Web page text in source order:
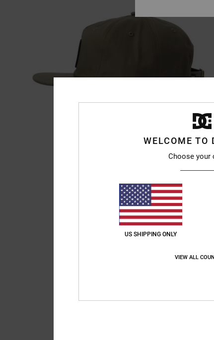
WELCOME TO
Choose your
US SHIPPING ONLY
VIEW ALL